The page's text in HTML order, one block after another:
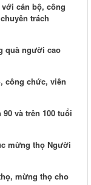
cán bộ, công
trách
quà người cao
công chức, viên
và trên 100 tuổi
mừng thọ Người
mừng thọ cho